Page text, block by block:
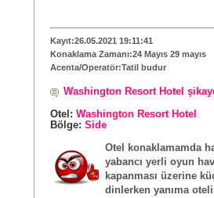
Kayıt:26.05.2021 19:11:41
Konaklama Zamanı:24 Mayıs 29 mayıs
Acenta/Operatör:Tatil budur
Washington Resort Hotel
Otel: Washington Resort Hotel
Bölge: Side
Otel konaklamamda
yabancı yerli oyun
kapanması üzerine
dinlerken yanıma